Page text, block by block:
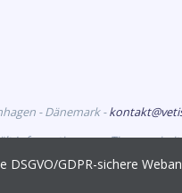
- Dänemark -
Informationen zu
an tiermedizinische Fachkreise.
DSGVO/GDPR-sichere